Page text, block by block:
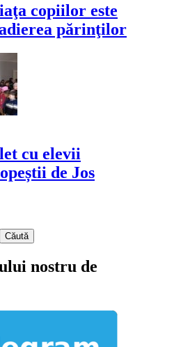
copiilor este
părinţilor
cu elevii
de Jos
Căută
nostru de